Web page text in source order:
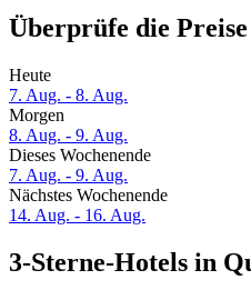
Überprüfe die
Heute
7. Aug. - 8. Aug.
Morgen
8. Aug. - 9. Aug.
Dieses Wochenende
7. Aug. - 9. Aug.
Nächstes Wochenende
14. Aug. - 16. Aug.
3-Sterne-Hotels in